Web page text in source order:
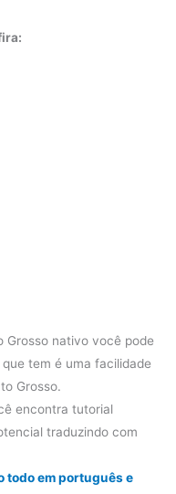
Grosso nativo você pode
tem é uma facilidade
Grosso.
encontra tutorial
traduzindo com
todo em português e